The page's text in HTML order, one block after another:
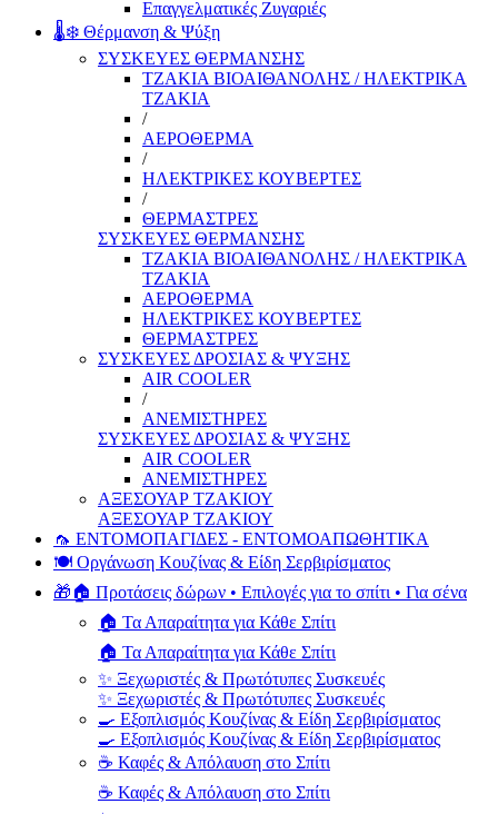
Επαγγελματικές Ζυγαριές
🌡️❄️ Θέρμανση & Ψύξη
ΣΥΣΚΕΥΕΣ ΘΕΡΜΑΝΣΗΣ
ΤΖΑΚΙΑ ΒΙΟΑΙΘΑΝΟΛΗΣ / ΗΛΕΚΤΡΙΚΑ
ΤΖΑΚΙΑ
/
ΑΕΡΟΘΕΡΜΑ
/
ΗΛΕΚΤΡΙΚΕΣ ΚΟΥΒΕΡΤΕΣ
/
ΘΕΡΜΑΣΤΡΕΣ
ΣΥΣΚΕΥΕΣ ΘΕΡΜΑΝΣΗΣ
ΤΖΑΚΙΑ ΒΙΟΑΙΘΑΝΟΛΗΣ / ΗΛΕΚΤΡΙΚΑ
ΤΖΑΚΙΑ
ΑΕΡΟΘΕΡΜΑ
ΗΛΕΚΤΡΙΚΕΣ ΚΟΥΒΕΡΤΕΣ
ΘΕΡΜΑΣΤΡΕΣ
ΣΥΣΚΕΥΕΣ ΔΡΟΣΙΑΣ & ΨΥΞΗΣ
AIR COOLER
/
ΑΝΕΜΙΣΤΗΡΕΣ
ΣΥΣΚΕΥΕΣ ΔΡΟΣΙΑΣ & ΨΥΞΗΣ
AIR COOLER
ΑΝΕΜΙΣΤΗΡΕΣ
ΑΞΕΣΟΥΑΡ ΤΖΑΚΙΟΥ
ΑΞΕΣΟΥΑΡ ΤΖΑΚΙΟΥ
🦟 ΕΝΤΟΜΟΠΑΓΙΔΕΣ - ΕΝΤΟΜΟΑΠΩΘΗΤΙΚΑ
🍽️ Οργάνωση Κουζίνας & Είδη Σερβιρίσματος
🎁🏠 Προτάσεις δώρων • Επιλογές για το σπίτι • Για σένα
🏠 Τα Απαραίτητα για Κάθε Σπίτι
🏠 Τα Απαραίτητα για Κάθε Σπίτι
✨ Ξεχωριστές & Πρωτότυπες Συσκευές
✨ Ξεχωριστές & Πρωτότυπες Συσκευές
🍳 Εξοπλισμός Κουζίνας & Είδη Σερβιρίσματος
🍳 Εξοπλισμός Κουζίνας & Είδη Σερβιρίσματος
☕ Καφές & Απόλαυση στο Σπίτι
☕ Καφές & Απόλαυση στο Σπίτι